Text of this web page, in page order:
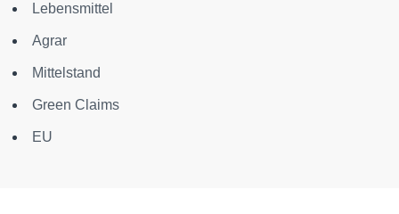
Lebensmittel
Agrar
Mittelstand
Green Claims
EU